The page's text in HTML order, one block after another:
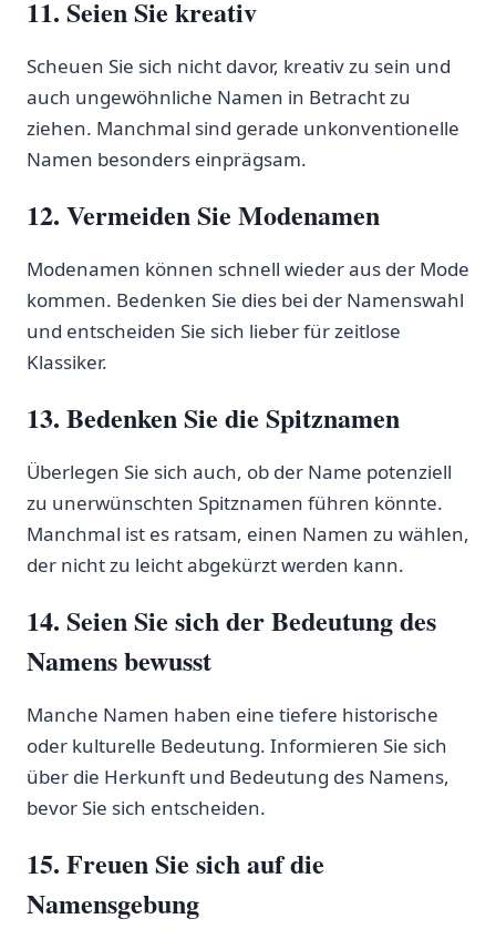
11. ‍Seien Sie kreativ
Scheuen Sie sich ⁢nicht davor, kreativ zu sein und
auch ungewöhnliche Namen ⁢in Betracht zu
ziehen. ‍Manchmal sind gerade unkonventionelle
Namen besonders einprägsam.
12. Vermeiden Sie Modenamen
Modenamen können schnell wieder aus⁢ der Mode
kommen. Bedenken Sie dies bei‍ der Namenswahl
⁣und ‍entscheiden Sie⁤ sich lieber für zeitlose
Klassiker.
13. Bedenken Sie die Spitznamen
Überlegen Sie sich auch, ob der Name potenziell
zu⁢ unerwünschten Spitznamen führen könnte.
Manchmal ist es ⁤ratsam, einen Namen zu wählen,
der nicht zu leicht abgekürzt werden kann.
14.​ Seien Sie ⁣sich der Bedeutung des
Namens bewusst
Manche Namen haben eine‌ tiefere ‍historische
oder kulturelle Bedeutung. Informieren Sie sich​
über die ⁢Herkunft und Bedeutung des Namens,
bevor Sie sich entscheiden.
15. Freuen⁢ Sie sich auf die
Namensgebung